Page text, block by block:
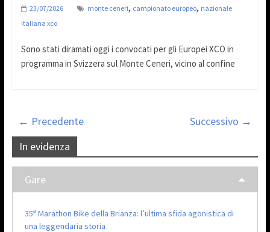
23/07/2026 monte ceneri, campionato europeo, nazionale
italiana xco
Sono stati diramati oggi i convocati per gli Europei XCO in
programma in Svizzera sul Monte Ceneri, vicino al confine
← Precedente
Successivo →
In evidenza
Gare
35ª Marathon Bike della Brianza: l’ultima sfida agonistica di
una leggendaria storia